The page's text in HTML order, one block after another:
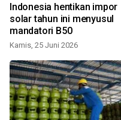
Indonesia hentikan impor
solar tahun ini menyusul
mandatori B50
Kamis, 25 Juni 2026